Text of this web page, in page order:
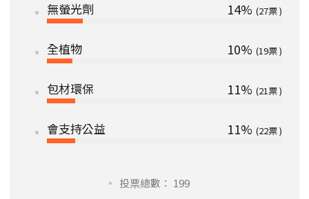
無螢光劑 14% 27
全植物 10% 19
包材環保 11% 21
會支持公益 11% 22
投票總數： 199